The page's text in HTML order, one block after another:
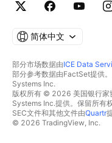
简体中文
部分市场数据由ICE Data
部分参考数据由FactSet提供
Systems Inc.
版权所有 © 2026 美国银行家
Systems Inc.提供。保留所有权
SEC文件和其他文件由Quartr
© 2026 TradingView, Inc.